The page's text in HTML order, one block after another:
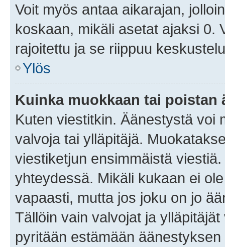
Voit myös antaa aikarajan,
koskaan, mikäli asetat ajaksi 0.
rajoitettu ja se riippuu
Ylös
Kuinka muokkaan tai poistan
Kuten viestitkin. Äänestystä voi
valvoja tai ylläpitäjä.
viestiketjun ensimmäistä
yhteydessä. Mikäli kukaan ei
vapaasti, mutta jos joku on jo
Tällöin vain valvojat ja
pyritään estämään